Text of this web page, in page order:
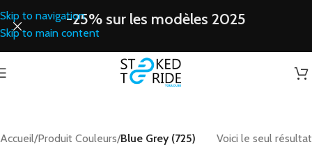
Skip to navigation
Skip to main content
-25% sur les modèles 2025
Accueil/Produit Couleurs/Blue Grey (725)
Voici le seul résultat